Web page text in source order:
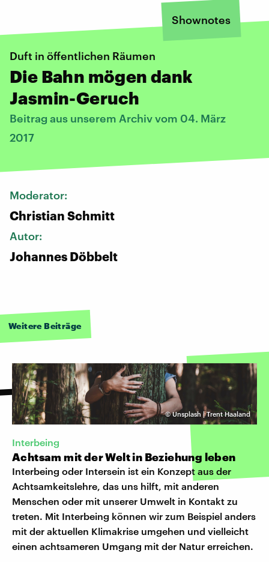
Shownotes
Duft in öffentlichen Räumen
Die Bahn mögen dank
Jasmin-Geruch
Beitrag aus unserem Archiv vom 04. März
2017
Moderator:
Christian Schmitt
Autor:
Johannes Döbbelt
Weitere Beiträge
©Unsplash | Trent Haaland
Interbeing
Achtsam mit der Welt in Beziehung leben
Interbeing oder Intersein ist ein Konzept aus der
Achtsamkeitslehre, das uns hilft, mit anderen
Menschen oder mit unserer Umwelt in Kontakt zu
treten. Mit Interbeing können wir zum Beispiel anders
mit der aktuellen Klimakrise umgehen und vielleicht
einen achtsameren Umgang mit der Natur erreichen.